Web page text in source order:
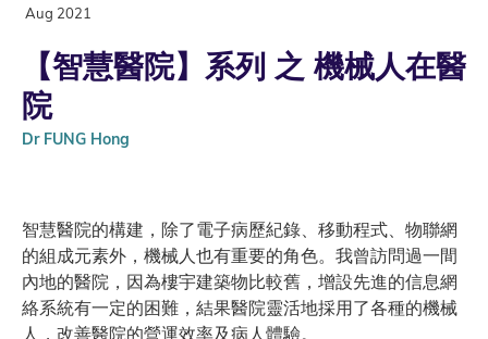
Aug 2021
【智慧醫院】系列 之 機械人在醫
院
Dr FUNG Hong
智慧醫院的構建，除了電子病歷紀錄、移動程式、物聯網
的組成元素外，機械人也有重要的角色。我曾訪問過一間
內地的醫院，因為樓宇建築物比較舊，增設先進的信息網
絡系統有一定的困難，結果醫院靈活地採用了各種的機械
人，改善醫院的營運效率及病人體驗。